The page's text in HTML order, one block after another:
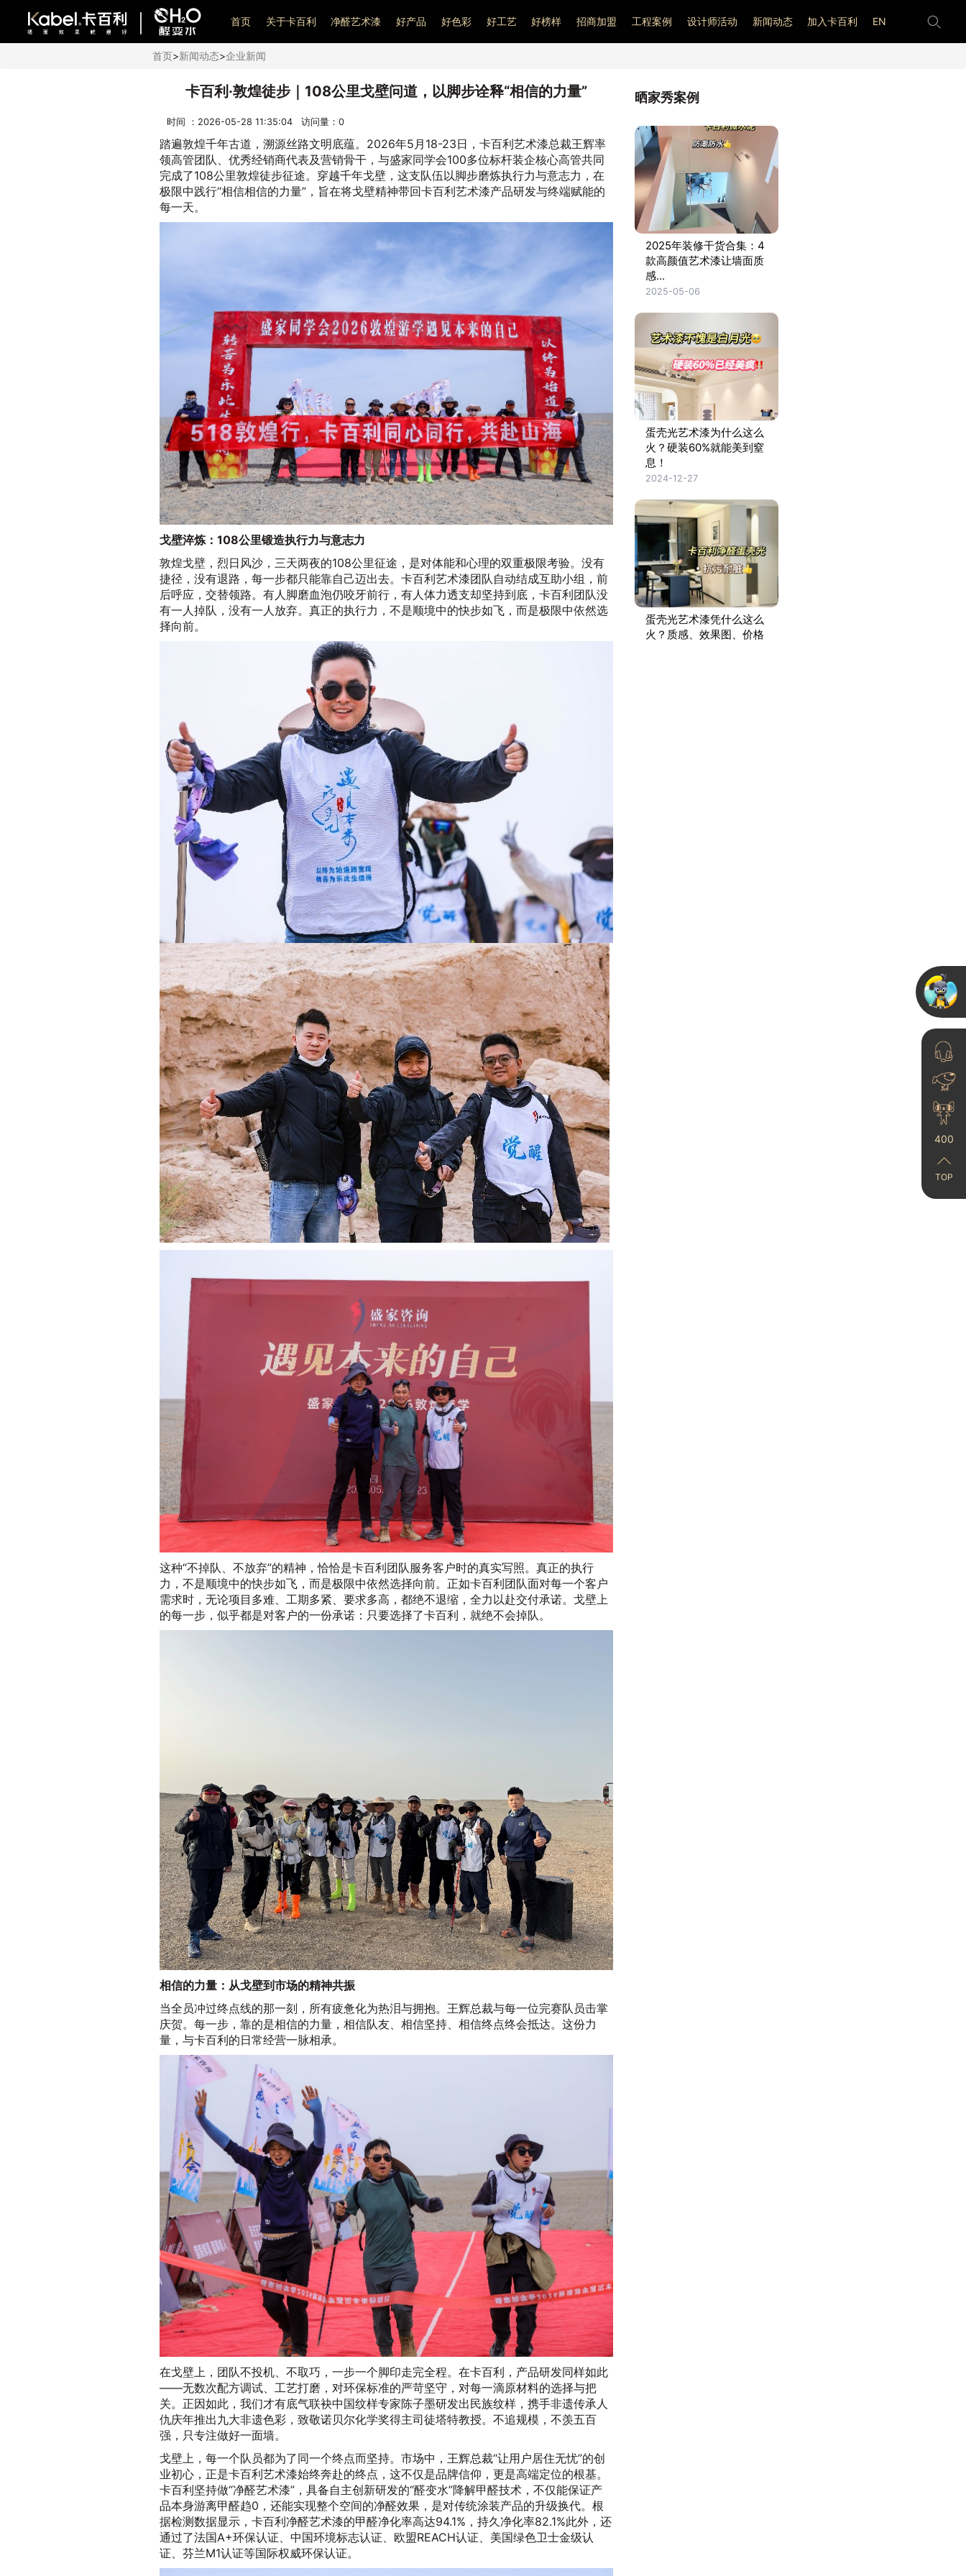
艺术漆加盟
首页 关于卡百利 净醛艺术漆 好产品 好色彩 好工艺 好榜样 招商加盟 工程案例 设计师活动 新闻动态 加入卡百利 EN
首页>新闻动态>企业新闻
卡百利·敦煌徒步｜108公里戈壁问道，以脚步诠释“相信的力量”
时间 ：2026-05-28 11:35:04 访问量： 0
踏遍敦煌千年古道，溯源丝路文明底蕴。2026年5月18-23日，卡百利艺术漆总裁王辉率
领高管团队、优秀经销商代表及营销骨干，与盛家同学会100多位标杆装企核心高管共同
完成了108公里敦煌徒步征途。穿越千年戈壁，这支队伍以脚步磨炼执行力与意志力，在
极限中践行“相信相信的力量”，旨在将戈壁精神带回卡百利艺术漆产品研发与终端赋能的
每一天。
戈壁淬炼： 108公里锻造执行力与意志力
敦煌戈壁，烈日风沙，三天两夜的108公里征途，是对体能和心理的双重极限考验。没有
捷径，没有退路，每一步都只能靠自己迈出去。卡百利艺术漆团队自动结成互助小组，前
后呼应，交替领路。有人脚磨血泡仍咬牙前行，有人体力透支却坚持到底，卡百利团队没
有一人掉队，没有一人放弃。真正的执行力，不是顺境中的快步如飞，而是极限中依然选
择向前。
这种“不掉队、不放弃”的精神，恰恰是卡百利团队服务客户时的真实写照。真正的执行
力，不是顺境中的快步如飞，而是极限中依然选择向前。正如卡百利团队面对每一个客户
需求时，无论项目多难、工期多紧、要求多高，都绝不退缩，全力以赴交付承诺。戈壁上
的每一步，似乎都是对客户的一份承诺：只要选择了卡百利，就绝不会掉队。
相信的力量：从戈壁到市场的精神共振
当全员冲过终点线的那一刻，所有疲惫化为热泪与拥抱。王辉总裁与每一位完赛队员击掌
庆贺。每一步，靠的是相信的力量，相信队友、相信坚持、相信终点终会抵达。这份力
量，与卡百利的日常经营一脉相承。
在戈壁上，团队不投机、不取巧，一步一个脚印走完全程。在卡百利，产品研发同样如此
——无数次配方调试、工艺打磨，对环保标准的严苛坚守，对每一滴原材料的选择与把
关。正因如此，我们才有底气联袂中国纹样专家陈子墨研发出民族纹样，携手非遗传承人
仇庆年推出九大非遗色彩，致敬诺贝尔化学奖得主司徒塔特教授。不追规模，不羡五百
强，只专注做好一面墙。
戈壁上，每一个队员都为了同一个终点而坚持。市场中，王辉总裁“让用户居住无忧”的创
业初心，正是卡百利艺术漆始终奔赴的终点，这不仅是品牌信仰，更是高端定位的根基。
卡百利坚持做“净醛艺术漆”，具备自主创新研发的“醛变水”降解甲醛技术，不仅能保证产
品本身游离甲醛趋0，还能实现整个空间的净醛效果，是对传统涂装产品的升级换代。根
据检测数据显示，卡百利净醛艺术漆的甲醛净化率高达94.1%，持久净化率82.1%此外，还
通过了法国A+环保认证、中国环境标志认证、欧盟REACH认证、美国绿色卫士金级认
证、芬兰M1认证等国际权威环保认证。
晒家秀案例
2025年装修干货合集：4
款高颜值艺术漆让墙面质
感...
2025-05-06
蛋壳光艺术漆为什么这么
火？硬装60%就能美到窒
息！
2024-12-27
蛋壳光艺术漆凭什么这么
火？质感、效果图、价格
400
TOP